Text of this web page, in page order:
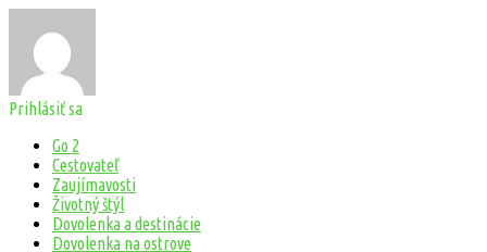
Prihlásiť sa
Go 2
Cestovateľ
Zaujímavosti
Životný štýl
Dovolenka a destinácie
Dovolenka na ostrove